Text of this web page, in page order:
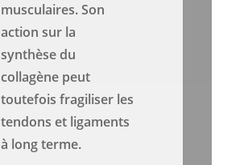
musculaires. Son
action sur la
synthèse du
collagène peut
toutefois fragiliser les
tendons et ligaments
à long terme.